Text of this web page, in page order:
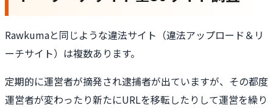
Rawkumaと同じような違法サイト（違法アップロード＆リ
ーチサイト）は複数あります。
定期的に運営者が摘発され逮捕者が出ていますが、その都度
運営者が変わったり新たにURLを移転したりして運営を繰り